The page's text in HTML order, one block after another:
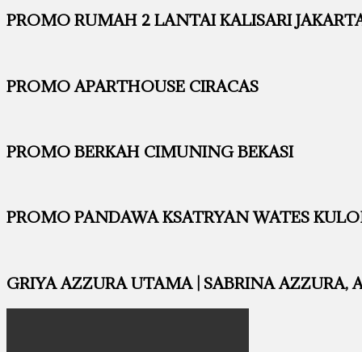
PROMO RUMAH 2 LANTAI KALISARI
PROMO APARTHOUSE CIRACAS
PROMO BERKAH CIMUNING BEKASI
PROMO PANDAWA KSATRYAN WATES
GRIYA AZZURA UTAMA | SABRINA AZZURA,